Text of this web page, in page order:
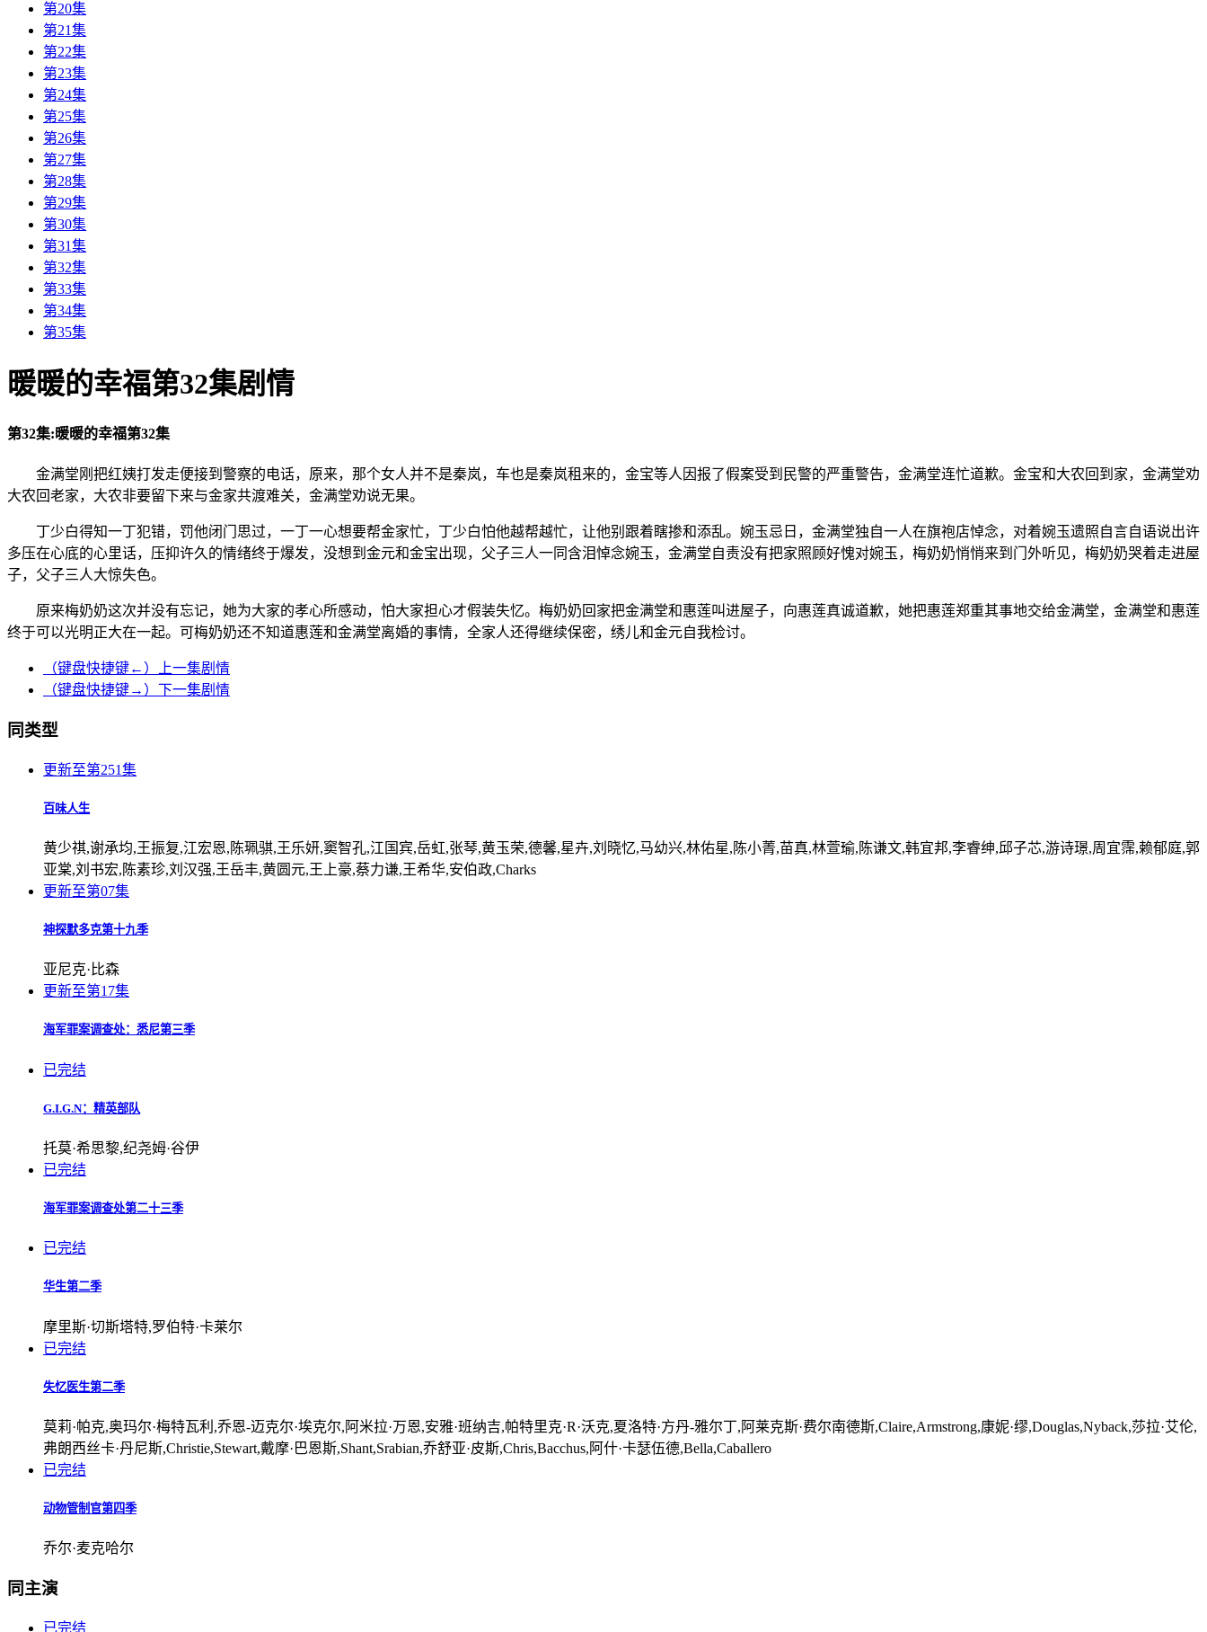
第20集
第21集
第22集
第23集
第24集
第25集
第26集
第27集
第28集
第29集
第30集
第31集
第32集
第33集
第34集
第35集
暖暖的幸福第32集剧情
第32集:暖暖的幸福第32集
金满堂刚把红姨打发走便接到警察的电话，原来，那个女人并不是秦岚，车也是秦岚租来的，金宝等人因报了假案受到民警的严重警告，金满堂连忙道歉。金宝和大农回到家，金满堂劝
大农回老家，大农非要留下来与金家共渡难关，金满堂劝说无果。
丁少白得知一丁犯错，罚他闭门思过，一丁一心想要帮金家忙，丁少白怕他越帮越忙，让他别跟着瞎掺和添乱。婉玉忌日，金满堂独自一人在旗袍店悼念，对着婉玉遗照自言自语说出许
多压在心底的心里话，压抑许久的情绪终于爆发，没想到金元和金宝出现，父子三人一同含泪悼念婉玉，金满堂自责没有把家照顾好愧对婉玉，梅奶奶悄悄来到门外听见，梅奶奶哭着走进屋
子，父子三人大惊失色。
原来梅奶奶这次并没有忘记，她为大家的孝心所感动，怕大家担心才假装失忆。梅奶奶回家把金满堂和惠莲叫进屋子，向惠莲真诚道歉，她把惠莲郑重其事地交给金满堂，金满堂和惠莲
终于可以光明正大在一起。可梅奶奶还不知道惠莲和金满堂离婚的事情，全家人还得继续保密，绣儿和金元自我检讨。
（键盘快捷键←）上一集剧情
（键盘快捷键→）下一集剧情
同类型
更新至第251集
百味人生
黄少祺,谢承均,王振复,江宏恩,陈珮骐,王乐妍,窦智孔,江国宾,岳虹,张琴,黄玉荣,德馨,星卉,刘晓忆,马幼兴,林佑星,陈小菁,苗真,林萱瑜,陈谦文‬,韩宜邦,李睿绅,邱子芯,游诗璟,周宜霈,赖郁庭,郭
亚棠,刘书宏,陈素珍,刘汉强,王岳丰,黄圆元,王上豪,蔡力谦,王希华,安伯政,Charks
更新至第07集
神探默多克第十九季
亚尼克·比森
更新至第17集
海军罪案调查处：悉尼第三季
已完结
G.I.G.N：精英部队
托莫·希思黎,纪尧姆·谷伊
已完结
海军罪案调查处第二十三季
已完结
华生第二季
摩里斯·切斯塔特,罗伯特·卡莱尔
已完结
失忆医生第二季
莫莉·帕克,奥玛尔·梅特瓦利,乔恩-迈克尔·埃克尔,阿米拉·万恩,安雅·班纳吉,帕特里克·R·沃克,夏洛特·方丹-雅尔丁,阿莱克斯·费尔南德斯,Claire,Armstrong,康妮·缪,Douglas,Nyback,莎拉·艾伦,
弗朗西丝卡·丹尼斯,Christie,Stewart,戴摩·巴恩斯,Shant,Srabian,乔舒亚·皮斯,Chris,Bacchus,阿什·卡瑟伍德,Bella,Caballero
已完结
动物管制官第四季
乔尔·麦克哈尔
同主演
已完结